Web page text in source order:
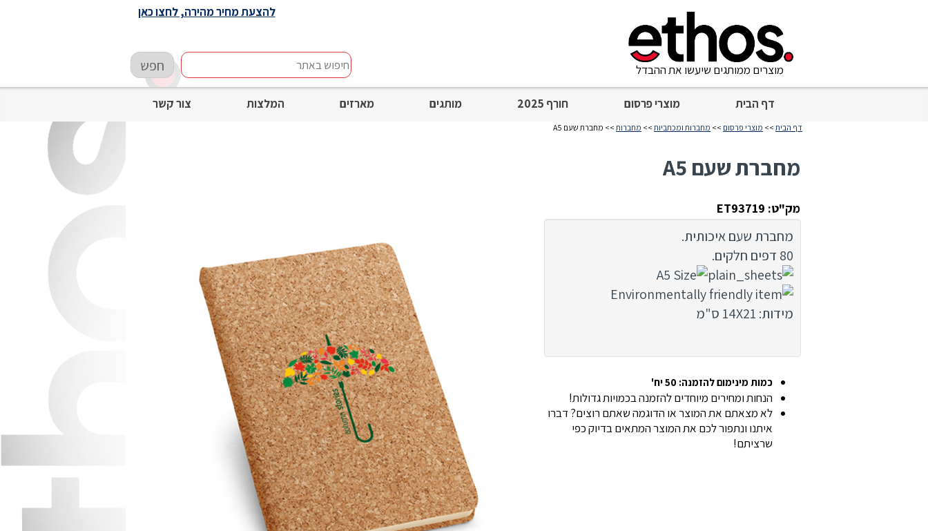
דף הבית מוצרי פרסום חורף 2025 מותגים מארזים המלצות צור קשר
חיפוש
באתר
חפש מוצרים ממותגים שיעשו את ההבדל
להצעת מחיר מהירה, לחצו כאן
דף הבית >> מוצרי פרסום >> מחברות ומכתביות >> מחברות >> מחברת שעם A5
מחברת שעם A5
מק"ט: ET93719
מחברת שעם איכותית.
80 דפים חלקים.
מידות: 14X21 ס"מ
כמות מינימום להזמנה: 50 יח'
הנחות ומחירים מיוחדים להזמנה בכמויות גדולות!
לא מצאתם את המוצר או הדוגמה שאתם רוצים? דברו
איתנו ונתפור לכם את המוצר המתאים בדיוק כפי
שרציתם!